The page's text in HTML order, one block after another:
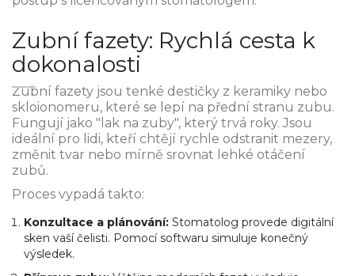
Zubní fazety: Rychlá cesta k
dokonalosti
Zubní fazety jsou tenké destičky z keramiky nebo
skloionomeru, které se lepí na přední stranu zubu.
Fungují jako "lak na zuby", který trvá roky. Jsou
ideální pro lidi, kteří chtějí rychle odstranit mezery,
změnit tvar nebo mírně srovnat lehké otáčení
zubů.
Proces vypadá takto:
Konzultace a plánování: Stomatolog provede digitální
sken vaší čelisti. Pomocí softwaru simuluje konečný
výsledek.